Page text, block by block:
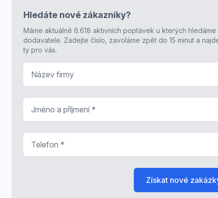
Hledáte nové zákazníky?
Máme aktuálně 6.618 aktivních poptávek u kterých hledáme
dodavatele. Zadejte číslo, zavoláme zpět do 15 minut a
ty pro vás.
Získat nové